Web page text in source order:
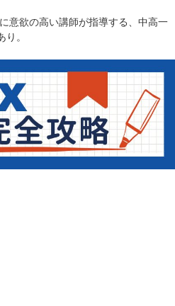
意欲の高い講師が指導する、中高一
。